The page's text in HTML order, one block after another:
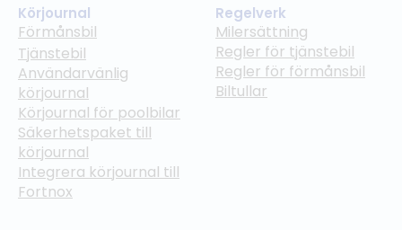
Körjournal
Förmånsbil
Tjänstebil
Användarvänlig
körjournal
Körjournal för poolbilar
Säkerhetspaket till
körjournal
Integrera körjournal till
Fortnox
Regelverk
Milersättning
Regler för tjänstebil
Regler för förmånsbil
Biltullar